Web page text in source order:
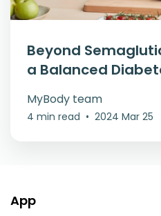
Beyond
a Balanced
MyBody team
4 min read • 2024 Mar 25
App